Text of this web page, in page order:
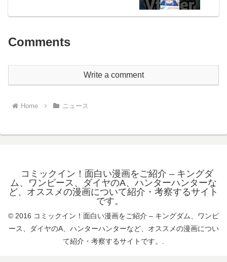
Comments
Write a comment
Home ニュース
コミックイン！面白い漫画をご紹介 – キングダ
ム、ワンピース、ダイヤのA、ハンターハンターな
ど、オススメの漫画について紹介・考察するサイト
です。
© 2016 コミックイン！面白い漫画をご紹介 – キングダム、ワンピ
ース、ダイヤのA、ハンターハンターなど、オススメの漫画につい
て紹介・考察するサイトです。.